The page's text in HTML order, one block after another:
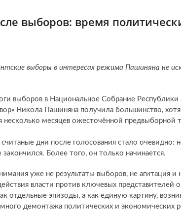
выборов: время
выборы в интересах режима Пашиняна не
выборов в Национальное Собрание
Никола Пашиняна получила большинство,
несколько месяцев ожесточённой предвыборной
дни после голосования стало очевидно:
Более того, он только начинается.
уже не результаты выборов, не агитация и
власти против ключевых представителей
отдельные эпизоды, а как единую картину,
демонтажа политических и экономических